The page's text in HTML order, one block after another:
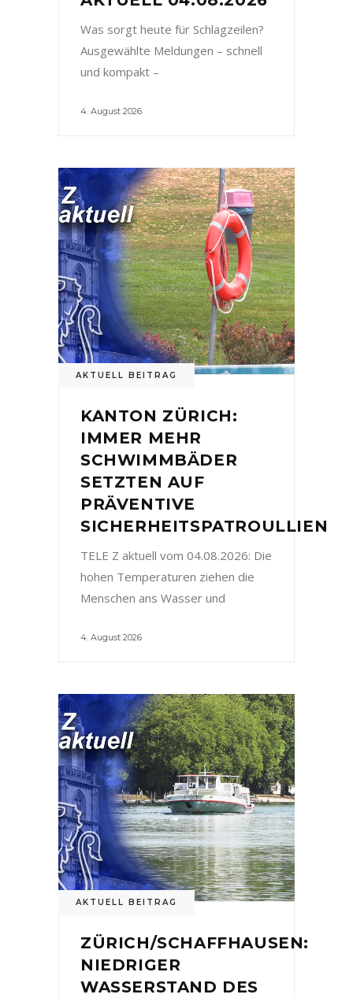
Was sorgt heute für Schlagzeilen?
Ausgewählte Meldungen – schnell
und kompakt –
4. August 2026
AKTUELL BEITRAG
KANTON ZÜRICH:
IMMER MEHR
SCHWIMMBÄDER
SETZTEN AUF
PRÄVENTIVE
SICHERHEITSPATROULLIEN
TELE Z aktuell vom 04.08.2026: Die
hohen Temperaturen ziehen die
Menschen ans Wasser und
4. August 2026
AKTUELL BEITRAG
ZÜRICH/SCHAFFHAUSEN:
NIEDRIGER
WASSERSTAND DES